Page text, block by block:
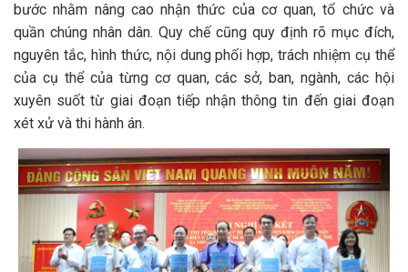
bước nhằm nâng cao nhận thức của cơ quan, tổ chức và
quần chúng nhân dân. Quy chế cũng quy định rõ mục đích,
nguyên tắc, hình thức, nội dung phối hợp, trách nhiệm cụ thể
của cụ thể của từng cơ quan, các sở, ban, ngành, các hội
xuyên suốt từ giai đoạn tiếp nhận thông tin đến giai đoạn
xét xử và thi hành án.